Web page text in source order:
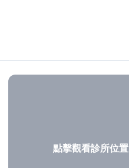
點擊觀看診所位置